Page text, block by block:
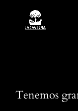
Tenemos